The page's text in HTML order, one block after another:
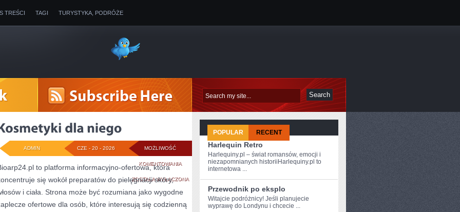
TREŚCI TAGI TURYSTYKA, PODRÓŻE
MOŻLIWOŚĆ
KOMENTOWANIAKOSMETYKI
DLA
NIEGO
ZOSTAŁA WYŁĄCZONA
CZE - 20 - 2026
ADMIN
to platforma informacyjno-ofertowa, która
się wokół preparatów do pielęgnacji skóry,
i ciała. Strona może być rozumiana jako wygodne
ofertowe dla osób, które interesują się codzienną
POPULAR RECENT
Harlequin Retro
Harlequiny.pl – świat romansów, emocji i
niezapomnianych historiiHarlequiny.pl to
internetowa ...
Przewodnik po eksplo
Witajcie ⁤podróżnicy! Jeśli ‍planujecie
wyprawę do Londynu i chcecie ...